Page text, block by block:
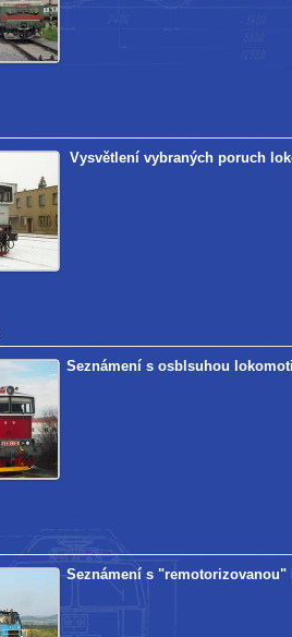
Vysvětlení vybraných poruch
Seznámení s osblsuhou
Seznámení s